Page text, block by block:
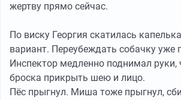
жертву прямо сейчас.
По виску Георгия скатилась
вариант. Переубеждать собачку уже
Инспектор медленно поднимал
броска прикрыть шею и лицо.
Пёс прыгнул. Миша тоже прыгнул,